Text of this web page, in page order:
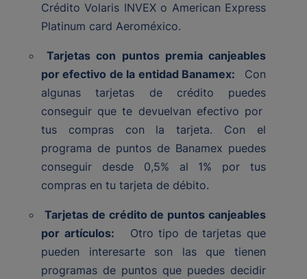
Crédito Volaris INVEX o American Express
Platinum card Aeroméxico.
Tarjetas con puntos premia canjeables
por efectivo de la entidad Banamex:
Con
algunas tarjetas de crédito puedes
conseguir que te devuelvan efectivo por
tus compras con la tarjeta. Con el
programa de puntos de Banamex puedes
conseguir desde 0,5% al 1% por tus
compras en tu tarjeta de débito.
Tarjetas de crédito de puntos canjeables
por artículos: Otro tipo de tarjetas que
pueden interesarte son las que tienen
programas de puntos que puedes decidir